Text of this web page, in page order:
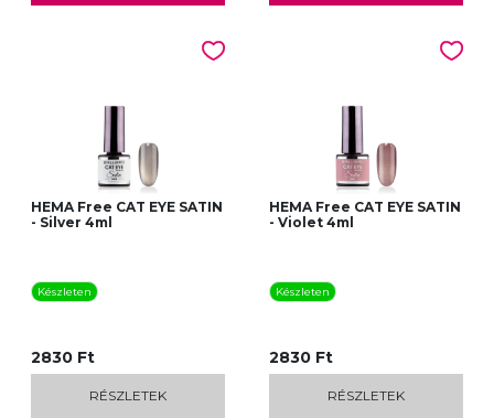
HEMA Free CAT EYE SATIN
- Silver 4ml
Készleten
2830 Ft
RÉSZLETEK
HEMA Free CAT EYE SATIN
- Violet 4ml
Készleten
2830 Ft
RÉSZLETEK